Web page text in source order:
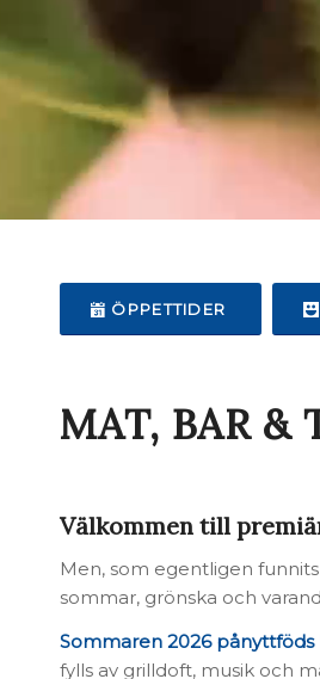
ÖPPETTIDER
MAT, BAR &
Välkommen till
Men, som egentligen
sommar, grönska och
Sommaren 2026 pånyttföds
fylls av grilldoft, musik och